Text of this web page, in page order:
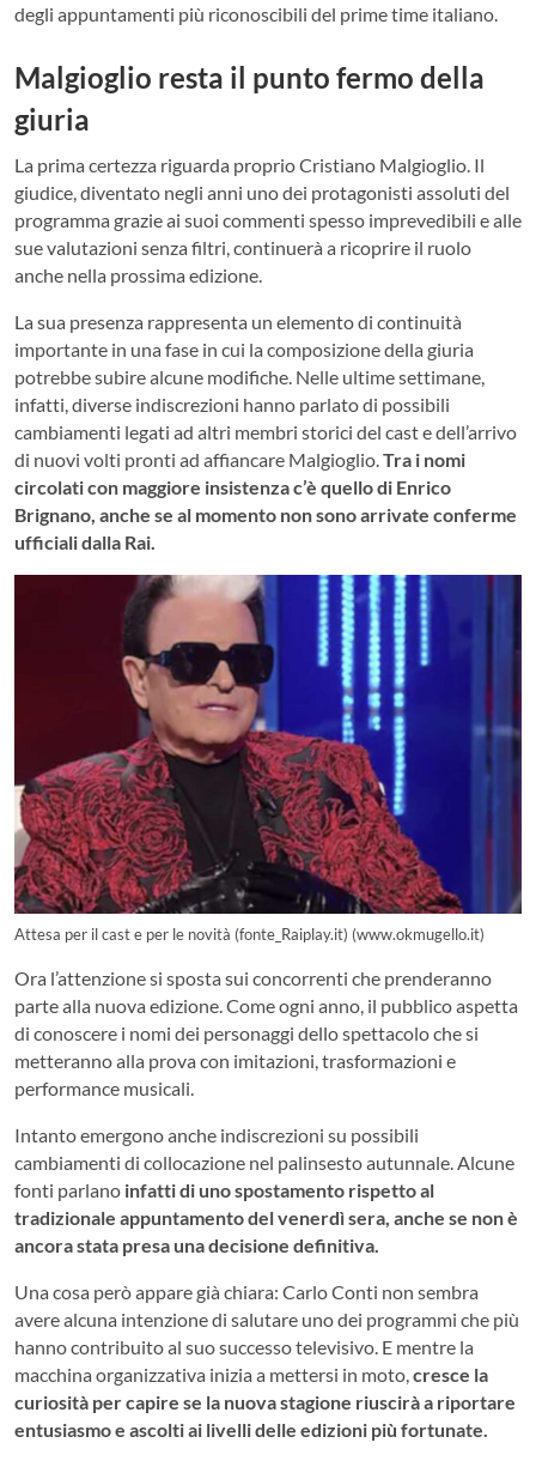
degli appuntamenti più riconoscibili del prime time italiano.
Malgioglio resta il punto fermo della
giuria
La prima certezza riguarda proprio Cristiano Malgioglio. Il
giudice, diventato negli anni uno dei protagonisti assoluti del
programma grazie ai suoi commenti spesso imprevedibili e alle
sue valutazioni senza filtri, continuerà a ricoprire il ruolo
anche nella prossima edizione.
La sua presenza rappresenta un elemento di continuità
importante in una fase in cui la composizione della giuria
potrebbe subire alcune modifiche. Nelle ultime settimane,
infatti, diverse indiscrezioni hanno parlato di possibili
cambiamenti legati ad altri membri storici del cast e dell’arrivo
di nuovi volti pronti ad affiancare Malgioglio.Tra i nomi
circolati con maggiore insistenza c’è quello di Enrico
Brignano, anche se al momento non sono arrivate conferme
ufficiali dalla Rai.
Attesa per il cast e per le novità (fonte_Raiplay.it) (www.okmugello.it)
Ora l’attenzione si sposta sui concorrenti che prenderanno
parte alla nuova edizione. Come ogni anno, il pubblico aspetta
di conoscere i nomi dei personaggi dello spettacolo che si
metteranno alla prova con imitazioni, trasformazioni e
performance musicali.
Intanto emergono anche indiscrezioni su possibili
cambiamenti di collocazione nel palinsesto autunnale. Alcune
fonti parlano infatti di uno spostamento rispetto al
tradizionale appuntamento del venerdì sera, anche se non è
ancora stata presa una decisione definitiva.
Una cosa però appare già chiara: Carlo Conti non sembra
avere alcuna intenzione di salutare uno dei programmi che più
hanno contribuito al suo successo televisivo. E mentre la
macchina organizzativa inizia a mettersi in moto,cresce la
curiosità per capire se la nuova stagione riuscirà a riportare
entusiasmo e ascolti ai livelli delle edizioni più fortunate.